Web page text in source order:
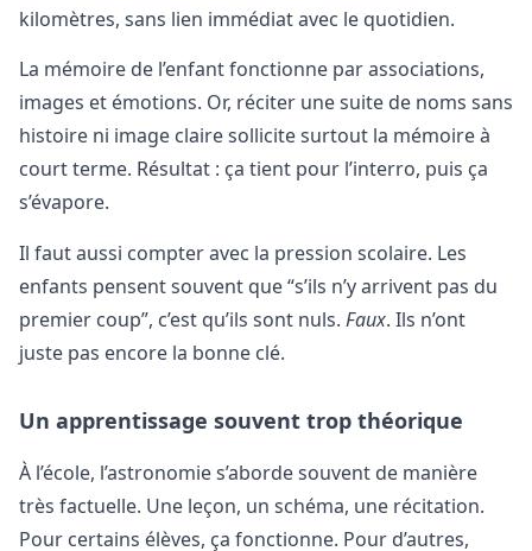
kilomètres, sans lien immédiat avec le quotidien.
La mémoire de l’enfant fonctionne par associations,
images et émotions. Or, réciter une suite de noms sans
histoire ni image claire sollicite surtout la mémoire à
court terme. Résultat : ça tient pour l’interro, puis ça
s’évapore.
Il faut aussi compter avec la pression scolaire. Les
enfants pensent souvent que “s’ils n’y arrivent pas du
premier coup”, c’est qu’ils sont nuls. Faux. Ils n’ont
juste pas encore la bonne clé.
Un apprentissage souvent trop théorique
À l’école, l’astronomie s’aborde souvent de manière
très factuelle. Une leçon, un schéma, une récitation.
Pour certains élèves, ça fonctionne. Pour d’autres,